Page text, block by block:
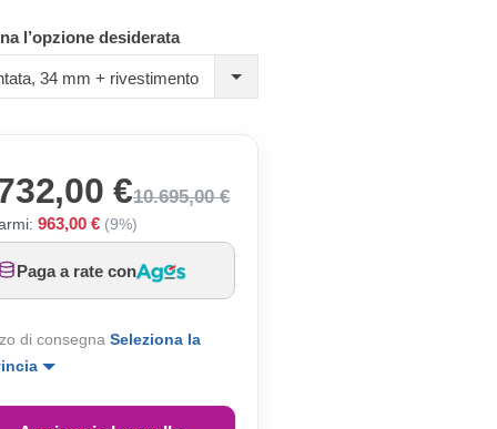
l’opzione desiderata
34 mm + rivestimento
€10.695,00 €
963,00 € (9%)
Paga a rate con
di consegna Seleziona la